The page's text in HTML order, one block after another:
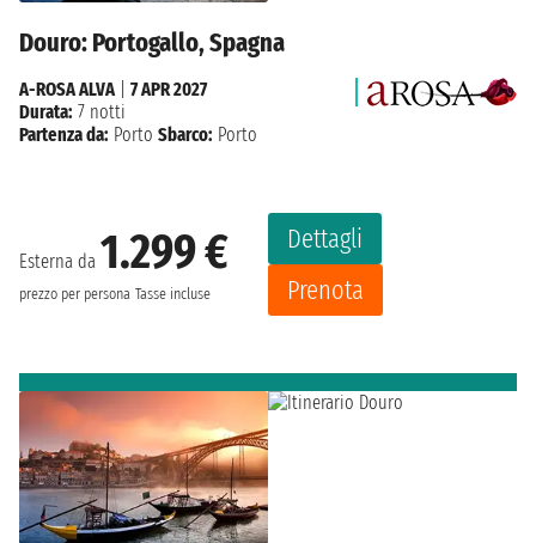
Douro: Portogallo, Spagna
Esterna da 1.299 €
prezzo per persona Tasse incluse
Dettagli
Prenota
A-ROSA ALVA
7 APR 2027
Durata: 7 notti
Partenza da: Porto Sbarco: Porto